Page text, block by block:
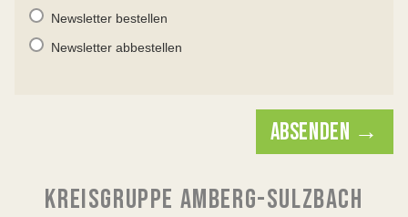
Newsletter bestellen
Newsletter abbestellen
ABSENDEN →
KREISGRUPPE AMBERG-SULZBACH